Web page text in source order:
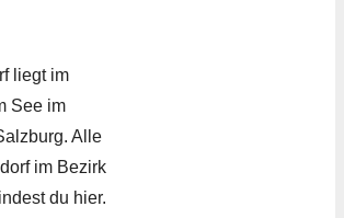
liegt im
See im
Alle
im Bezirk
du hier.